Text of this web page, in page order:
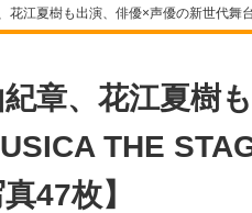
花江夏樹も出演、俳優×声優の新世代舞
章、花江夏樹
THE
真47枚】